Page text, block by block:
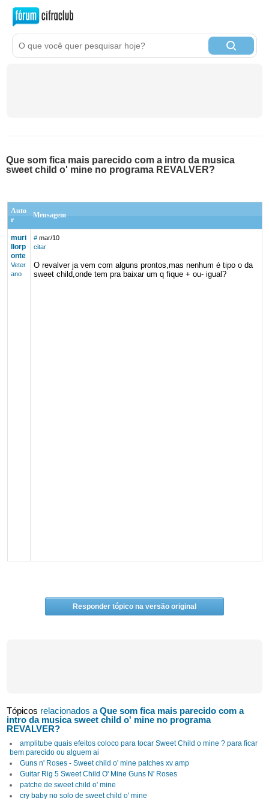
Que som fica mais parecido com a intro da musica
sweet child o' mine no programa REVALVER?
Auto
r
Mensagem
muri
llorp
onte
Veter
ano
# mar/10
citar
O revalver ja vem com alguns prontos,mas nenhum é tipo o da
sweet child,onde tem pra baixar um q fique + ou- igual?
Responder tópico na versão original
Tópicos relacionados aQue som fica mais parecido com a
intro da musica sweet child o' mine no programa
REVALVER?
amplitube quais efeitos coloco para tocar Sweet Child o mine ? para ficar
bem parecido ou alguem ai
Guns n' Roses - Sweet child o' mine patches xv amp
Guitar Rig 5 Sweet Child O' Mine Guns N' Roses
patche de sweet child o' mine
cry baby no solo de sweet child o' mine